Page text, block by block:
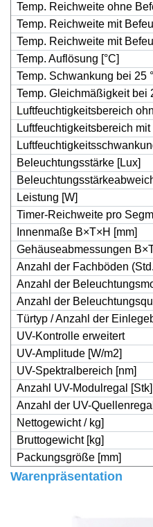
Temp. Reichweite ohne
Temp. Reichweite mit
Temp. Reichweite mit
Temp. Auflösung [°C]
Temp. Schwankung bei 25
Temp. Gleichmäßigkeit bei
Luftfeuchtigkeitsbereich
Luftfeuchtigkeitsbereich
Beleuchtungsstärke [Lux]
Leistung [W]
Timer-Reichweite pro
Innenmaße B×T×H [mm]
Gehäuseabmessungen
Anzahl der Fachböden
Anzahl der
Anzahl der
Türtyp / Anzahl der
UV-Kontrolle erweitert
UV-Amplitude [W/m2]
UV-Spektralbereich [nm]
Anzahl UV-Modulregal [Stk]
Anzahl der UV-
Nettogewicht / kg]
Bruttogewicht [kg]
Packungsgröße [mm]
Warenpräsentation